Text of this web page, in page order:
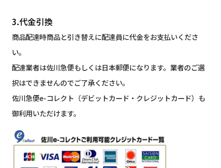
3.代金引換
商品配達時商品と引き替えに配達員に代金をお支払いくださ
い。
配達業者は佐川急便もしくは日本郵便になります。業者のご選
択はできませんのでご了承ください。
佐川急便e-コレクト（デビットカード・クレジットカード）も
御利用いただけます。